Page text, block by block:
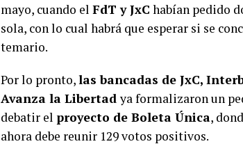
mayo, cuando el FdT y JxC habían pedido
sola, con lo cual habrá que esperar si se
temario.
Por lo pronto,las bancadas de JxC,
Avanza la Libertadya formalizaron un
debatir el proyecto de Boleta Única,
ahora debe reunir 129 votos positivos.